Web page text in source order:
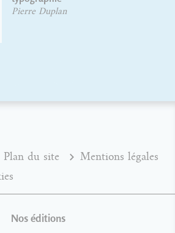
Jean Alessandrini
Plan du site
Mentions légales
Nos éditions